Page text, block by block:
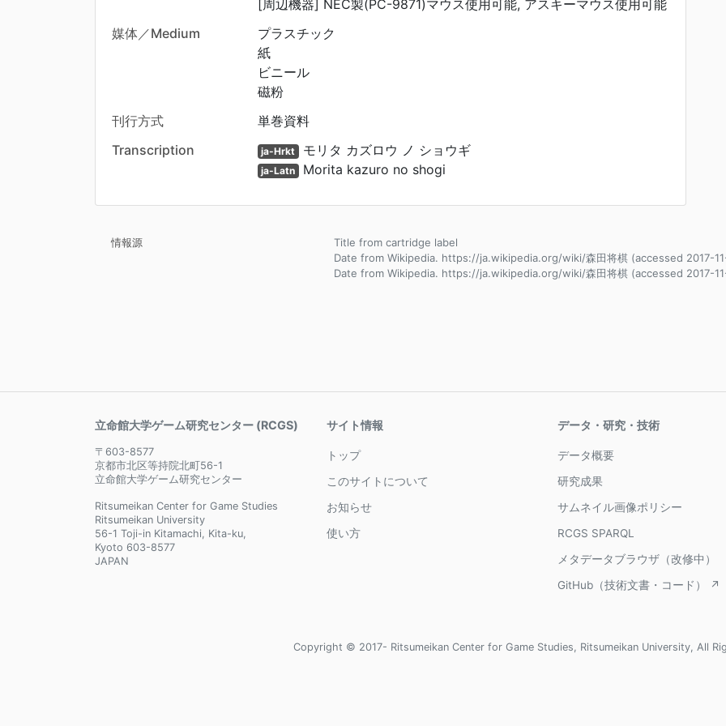
[周辺機器] NEC製(PC-9871)マウス使用可能, アスキーマウス使用可能
媒体／Medium
プラスチック
紙
ビニール
磁粉
刊行方式
単巻資料
Transcription
ja-Hrkt モリタ カズロウ ノ ショウギ
ja-Latn Morita kazuro no shogi
情報源
Title from cartridge label
Date from Wikipedia. https://ja.wikipedia.org/wiki/森田将棋 (accessed 2017-
Date from Wikipedia. https://ja.wikipedia.org/wiki/森田将棋 (accessed 2017-
立命館大学ゲーム研究センター (RCGS)
〒603-8577
京都市北区等持院北町56-1
立命館大学ゲーム研究センター
Ritsumeikan Center for Game Studies
Ritsumeikan University
56-1 Toji-in Kitamachi, Kita-ku,
Kyoto 603-8577
JAPAN
サイト情報
トップ
このサイトについて
お知らせ
使い方
データ・研究・技術
データ概要
研究成果
サムネイル画像ポリシー
RCGS SPARQL
メタデータブラウザ（改修中）
GitHub（技術文書・コード） ↗
Copyright © 2017- Ritsumeikan Center for Game Studies, Ritsumeikan University, All